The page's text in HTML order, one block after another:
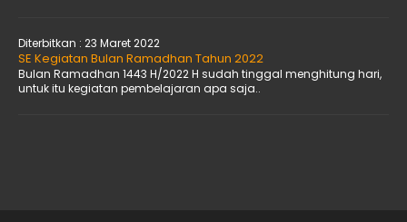
Diterbitkan : 23 Maret 2022
SE Kegiatan Bulan Ramadhan Tahun 2022
Bulan Ramadhan 1443 H/2022 H sudah tinggal menghitung hari,
untuk itu kegiatan pembelajaran apa saja..